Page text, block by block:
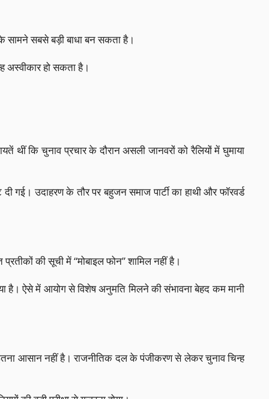
सामने सबसे बड़ी बाधा बन सकता है।
अस्वीकार हो सकता है।
कि चुनाव प्रचार के दौरान असली जानवरों को रैलियों में घुमाया
उदाहरण के तौर पर बहुजन समाज पार्टी का हाथी और फॉरवर्ड
की सूची में “मोबाइल फोन” शामिल नहीं है।
है। ऐसे में आयोग से विशेष अनुमति मिलने की संभावना बेहद कम मानी
इतना आसान नहीं है। राजनीतिक दल के पंजीकरण से लेकर चुनाव चिन्ह